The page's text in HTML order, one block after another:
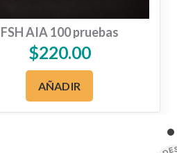
FSH AIA 100 pruebas
$220.00
AÑADIR